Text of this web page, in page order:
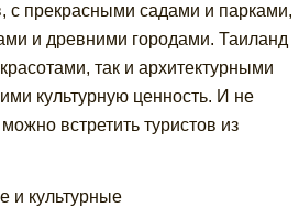
с прекрасными садами и парками,
и древними городами. Таиланд
так и архитектурными
культурную ценность. И не
встретить туристов из
и культурные